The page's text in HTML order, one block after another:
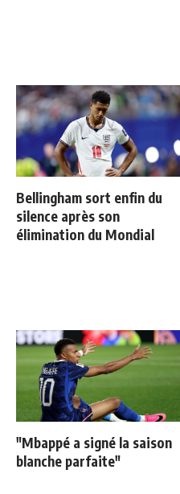
Bellingham sort enfin du
silence après son
élimination du Mondial
"Mbappé a signé la saison
blanche parfaite"